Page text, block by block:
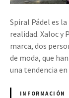
Spiral Pádel es
realidad. Xaloc y
marca, dos
de moda, que
una tendencia
INFORMACIÓN